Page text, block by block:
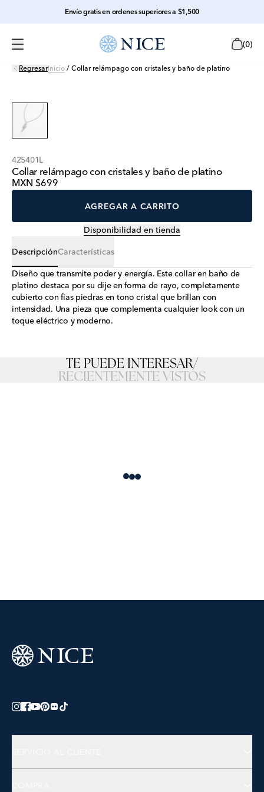
Envío gratis en ordenes superiores a $1,500
(0)
RegresarInicio / Collar relámpago con cristales y baño de platino
425401L
Collar relámpago con cristales y baño de platino
MXN $699
AGREGAR A CARRITO
Disponibilidad en tienda
DescripciónCaracterísticas
Diseño que transmite poder y energía. Este collar en baño de
platino destaca por su dije en forma de rayo, completamente
cubierto con fias piedras en tono cristal que brillan con
intensidad. Una pieza que complementa cualquier look con un
toque eléctrico y moderno.
TE PUEDE INTERESAR/
RECIENTEMENTE VISTOS
Loading